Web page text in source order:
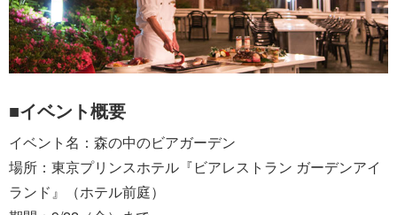
■イベント概要
イベント名：森の中のビアガーデン
場所：東京プリンスホテル『ビアレストラン ガーデンアイ
ランド』（ホテル前庭）